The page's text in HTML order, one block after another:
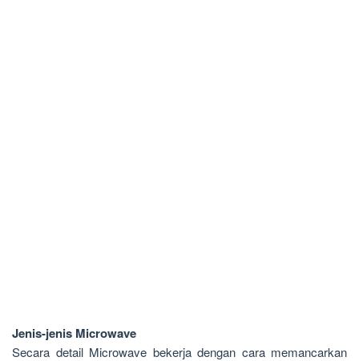
Jenis-jenis Microwave
Secara detail Microwave bekerja dengan cara memancarkan